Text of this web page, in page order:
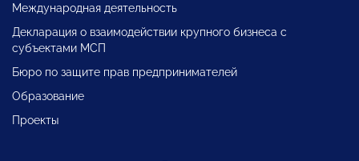
Международная деятельность
Декларация о взаимодействии крупного бизнеса с
субъектами МСП
Бюро по защите прав предпринимателей
Образование
Проекты